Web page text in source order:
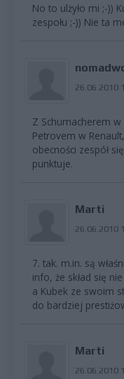
No to ulżyło mi ;-))
zespołu ;-)) Nie ta
26.06.2010
Z Schumacherem
Petrovem w
obecności zespół
punktuje.
Marti
26.06.2010
7. tak. m.in. są
info, że skład się
a Kubek ze swoim
do bardziej
Marti
26.06.2010